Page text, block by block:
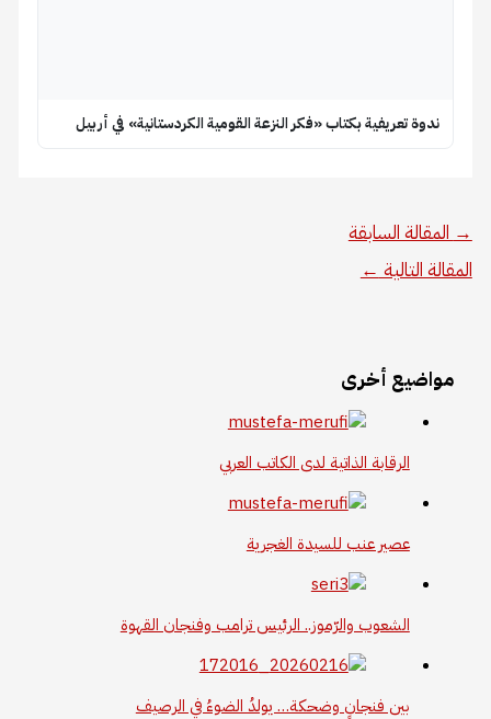
ندوة تعريفية بكتاب «فكر النزعة القومية الكردستانية» في أربيل
→ المقالة السابقة
المقالة التالية ←
مواضيع أخرى
الرقابة الذاتية لدى الكاتب العربي
عصير عنب للسيدة الغجرية
الشعوب والرّموز.. الرئيس ترامب وفنجان القهوة
بين فنجانٍ وضحكة… يولدُ الضوءُ في الرصيف